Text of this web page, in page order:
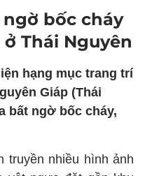
bốc cháy
Thái Nguyên
hạng mục trang trí
Giáp (Thái
bất ngờ bốc cháy,
truyền nhiều hình ảnh